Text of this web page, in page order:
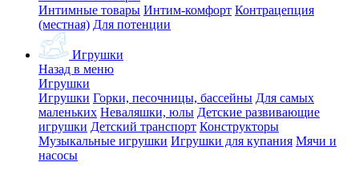
Интимные товары Интим-комфорт Контрацепция
(местная) Для потенции
Игрушки
Назад в меню
Игрушки
Игрушки Горки, песочницы, бассейны Для самых
маленьких Неваляшки, юлы Детские развивающие
игрушки Детский транспорт Конструкторы
Музыкальные игрушки Игрушки для купания Мячи и
насосы